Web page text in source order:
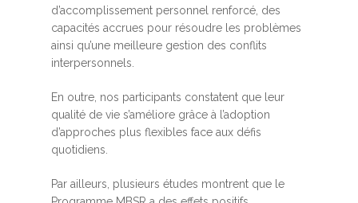
d’accomplissement personnel renforcé, des
capacités accrues pour résoudre les problèmes
ainsi qu’une meilleure gestion des conflits
interpersonnels.
En outre, nos participants constatent que leur
qualité de vie s’améliore grâce à l’adoption
d’approches plus flexibles face aux défis
quotidiens.
Par ailleurs, plusieurs études montrent que le